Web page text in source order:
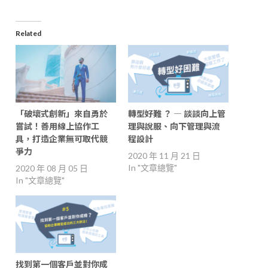
Related
「破壞式創新」來自勇於
嘗試！善用線上協作工
具，打造企業無可取代競
爭力
2020 年 08 月 05 日
In "文章總覽"
轉型好難 ？ — 談談向上管
理與說服、向下管理與流
程設計
2020 年 11 月 21 日
In "文章總覽"
找到第一個客戶並對你成